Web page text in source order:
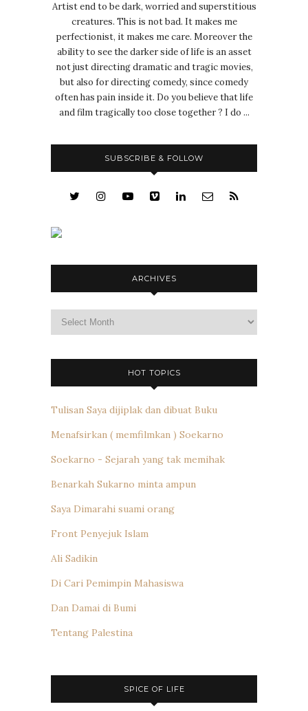
Artist end to be dark, worried and superstitious
creatures. This is not bad. It makes me
perfectionist, it makes me care. Moreover the
ability to see the darker side of life is an asset
not just directing dramatic and tragic movies,
but also for directing comedy, since comedy
often has pain inside it. Do you believe that life
and film tragically too close together ? I do ...
SUBSCRIBE & FOLLOW
ARCHIVES
HOT TOPICS
Tulisan Saya dijiplak dan dibuat Buku
Menafsirkan ( memfilmkan ) Soekarno
Soekarno - Sejarah yang tak memihak
Benarkah Sukarno minta ampun
Saya Dimarahi suami orang
Front Penyejuk Islam
Ali Sadikin
Di Cari Pemimpin Mahasiswa
Dan Damai di Bumi
Tentang Palestina
SPICE OF LIFE